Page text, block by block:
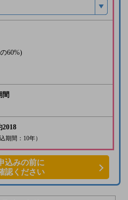
60%)
間
期間：10年）
込みの前に
認ください